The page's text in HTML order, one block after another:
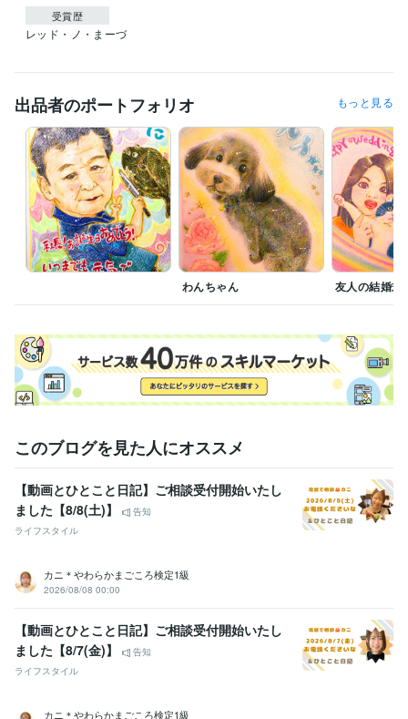
受賞歴
レッド・ノ・まーづ
出品者のポートフォリオ もっと見る
わんちゃん 友人の結婚式
このブログを見た人にオススメ
【動画とひとこと日記】ご相談受付開始いたし
ました【8/8(土)】
告知
ライフスタイル
カニ＊やわらかまごころ検定1級
2026/08/08 00:00
【動画とひとこと日記】ご相談受付開始いたし
ました【8/7(金)】
告知
ライフスタイル
カニ＊やわらかまごころ検定1級